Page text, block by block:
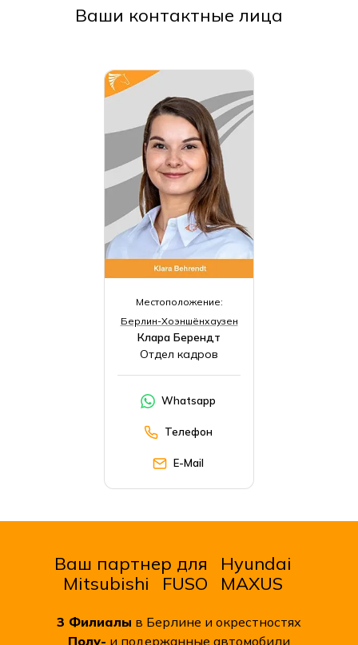
Ваши контактные лица
Местоположение:
Берлин-Хоэншёнхаузен
Клара Берендт
Отдел кадров
Whatsapp
Телефон
E-Mail
Ваш партнер для
Hyundai
Mitsubishi
FUSO MAXUS
3 Филиалы в Берлине и окрестностях
Полу- и подержанные автомобили